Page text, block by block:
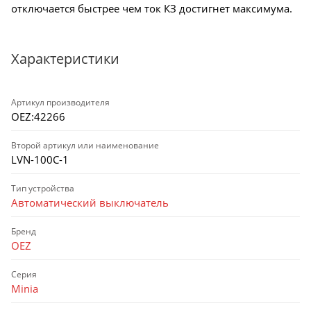
отключается быстрее чем ток КЗ достигнет максимума.
Характеристики
Артикул производителя
OEZ:42266
Второй артикул или наименование
LVN-100C-1
Тип устройства
Автоматический выключатель
Бренд
OEZ
Серия
Minia